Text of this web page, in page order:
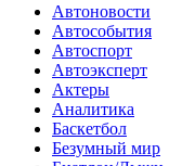
Автоновости
Автособытия
Автоспорт
Автоэксперт
Актеры
Аналитика
Баскетбол
Безумный мир